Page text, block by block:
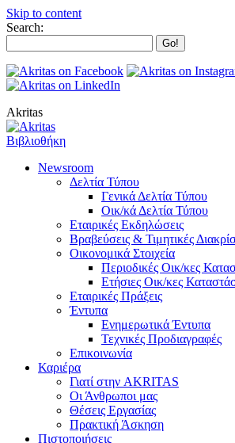
Skip to content
Search:
Akritas
Βιβλιοθήκη
Newsroom
Δελτία Τύπου
Γενικά Δελτία Τύπου
Οικ/κά Δελτία Τύπου
Εταιρικές Εκδηλώσεις
Βραβεύσεις & Τιμητικές
Οικονομικά Στοιχεία
Περιοδικές Οικ/κες
Ετήσιες Οικ/κες
Εταιρικές Πράξεις
Έντυπα
Ενημερωτικά Έντυπα
Τεχνικές Προδιαγραφές
Επικοινωνία
Καριέρα
Γιατί στην AKRITAS
Οι Άνθρωποι μας
Θέσεις Εργασίας
Πρακτική Άσκηση
Πιστοποιήσεις